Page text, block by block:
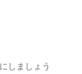
しましょう